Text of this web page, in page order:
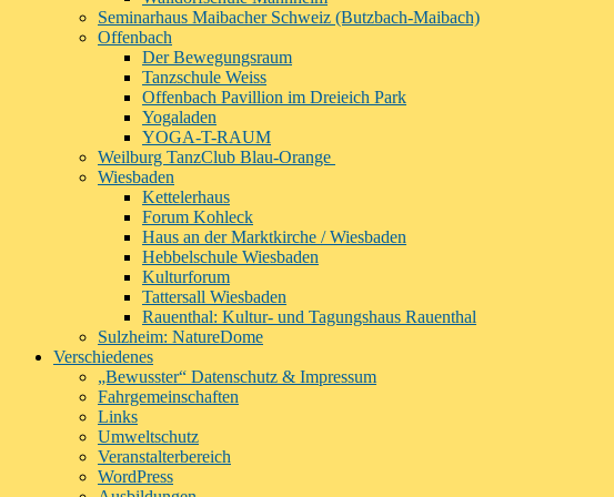
Seminarhaus Maibacher Schweiz (Butzbach-Maibach)
Offenbach
Der Bewegungsraum
Tanzschule Weiss
Offenbach Pavillion im Dreieich Park
Yogaladen
YOGA-T-RAUM
Weilburg TanzClub Blau-Orange
Wiesbaden
Kettelerhaus
Forum Kohleck
Haus an der Marktkirche / Wiesbaden
Hebbelschule Wiesbaden
Kulturforum
Tattersall Wiesbaden
Rauenthal: Kultur- und Tagungshaus Rauenthal
Sulzheim: NatureDome
Verschiedenes
„Bewusster“ Datenschutz & Impressum
Fahrgemeinschaften
Links
Umweltschutz
Veranstalterbereich
WordPress